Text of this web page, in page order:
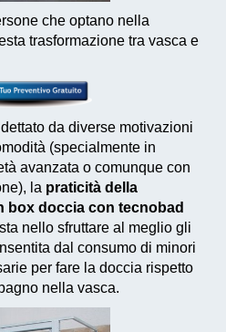
che optano nella
trasformazione tra vasca e
da diverse motivazioni
(specialmente in
avanzata o comunque con
la praticità della
box doccia con tecnobad
sta nello sfruttare al meglio gli
dal consumo di minori
per fare la doccia rispetto
nella vasca.